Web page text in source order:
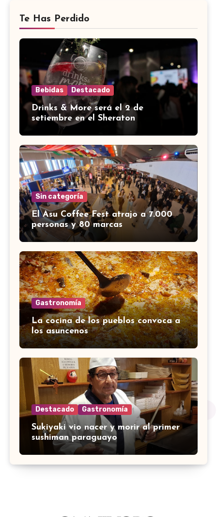
Te Has Perdido
Bebidas Destacado
Drinks & More será el 2 de
setiembre en el Sheraton
Sin categoría
El Asu Coffee Fest atrajo a 7.000
personas y 80 marcas
Gastronomía
La cocina de los pueblos convoca a
los asuncenos
Destacado Gastronomía
Sukiyaki vio nacer y morir al primer
sushiman paraguayo